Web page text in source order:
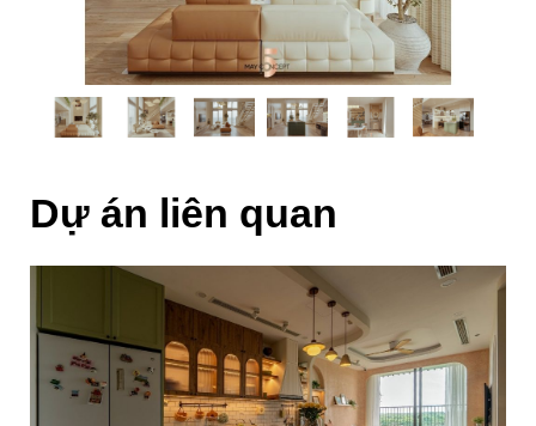
Dự án liên quan